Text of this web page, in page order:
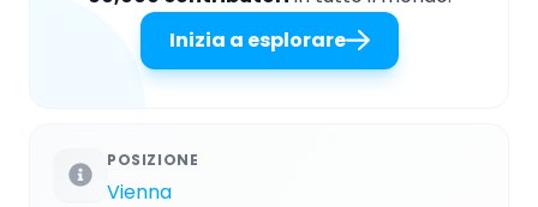
Inizia a esplorare
POSIZIONE
Vienna